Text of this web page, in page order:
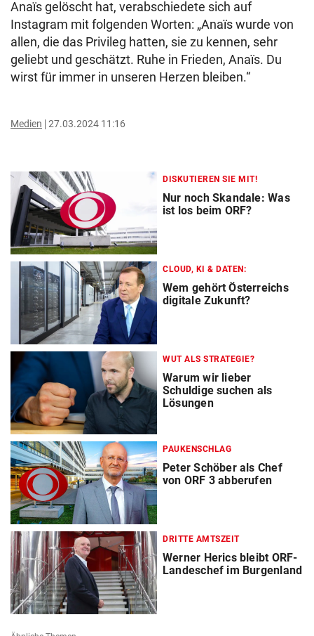
Anaïs gelöscht hat, verabschiedete sich auf
Instagram mit folgenden Worten: „Anaïs wurde von
allen, die das Privileg hatten, sie zu kennen, sehr
geliebt und geschätzt. Ruhe in Frieden, Anaïs. Du
wirst für immer in unseren Herzen bleiben.“
Medien 27.03.2024 11:16
DISKUTIEREN SIE MIT!
Nur noch Skandale: Was
ist los beim ORF?
CLOUD, KI & DATEN:
Wem gehört Österreichs
digitale Zukunft?
WUT ALS STRATEGIE?
Warum wir lieber
Schuldige suchen als
Lösungen
PAUKENSCHLAG
Peter Schöber als Chef
von ORF 3 abberufen
DRITTE AMTSZEIT
Werner Herics bleibt ORF-
Landeschef im Burgenland